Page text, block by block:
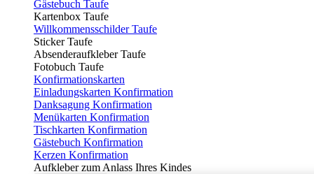
Gästebuch Taufe
Kartenbox Taufe
Willkommensschilder Taufe
Sticker Taufe
Absenderaufkleber Taufe
Fotobuch Taufe
Konfirmationskarten
Einladungskarten Konfirmation
Danksagung Konfirmation
Menükarten Konfirmation
Tischkarten Konfirmation
Gästebuch Konfirmation
Kerzen Konfirmation
Aufkleber zum Anlass Ihres Kindes